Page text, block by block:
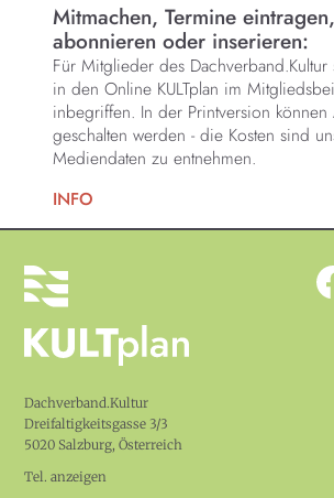
Mitmachen, Termine eintragen,
abonnieren oder inserieren:
Für Mitglieder des Dachverband.Kultur
in den Online KULTplan im
inbegriffen. In der Printversion können
geschalten werden - die Kosten sind
Mediendaten zu entnehmen.
INFO
Dachverband.Kultur
Dreifaltigkeitsgasse 3/3
5020 Salzburg, Österreich
Tel. anzeigen